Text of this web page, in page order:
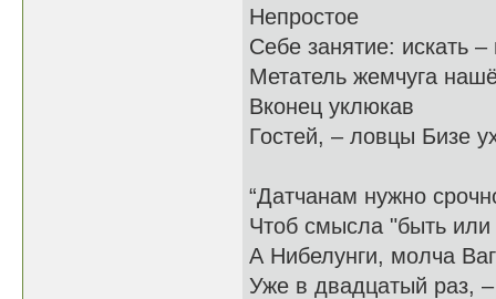
Непростое
Себе занятие: искать
Метатель жемчуга
Вконец уклюкав
Гостей, – ловцы Бизе
“Датчанам нужно
Чтоб смысла "быть
А Нибелунги, молча
Уже в двадцатый раз,